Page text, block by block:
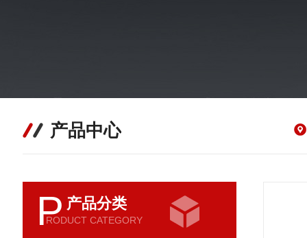
产品中心
P 产品分类
RODUCT CATEGORY